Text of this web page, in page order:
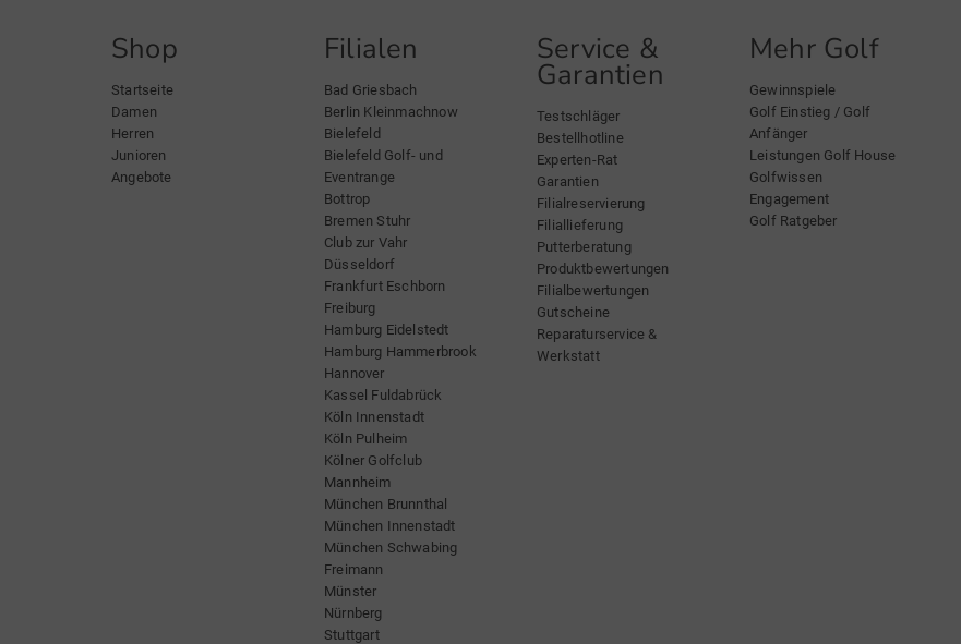
Shop
Startseite
Damen
Herren
Junioren
Angebote
Filialen
Bad Griesbach
Berlin Kleinmachnow
Bielefeld
Bielefeld Golf- und
Eventrange
Bottrop
Bremen Stuhr
Club zur Vahr
Düsseldorf
Frankfurt Eschborn
Freiburg
Hamburg Eidelstedt
Hamburg Hammerbrook
Hannover
Kassel Fuldabrück
Köln Innenstadt
Köln Pulheim
Kölner Golfclub
Mannheim
München Brunnthal
München Innenstadt
München Schwabing
Freimann
Münster
Nürnberg
Stuttgart
Service &
Garantien
Testschläger
Bestellhotline
Experten-Rat
Garantien
Filialreservierung
Filiallieferung
Putterberatung
Produktbewertungen
Filialbewertungen
Gutscheine
Reparaturservice &
Werkstatt
Mehr Golf
Gewinnspiele
Golf Einstieg / Golf
Anfänger
Leistungen Golf House
Golfwissen
Engagement
Golf Ratgeber